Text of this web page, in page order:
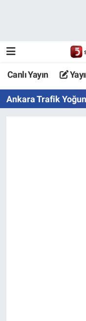
Canlı Yayın
Ankara Trafik
TV 5 Ekranı ve